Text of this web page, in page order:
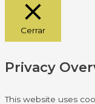
Cerrar
Privacy
This website uses